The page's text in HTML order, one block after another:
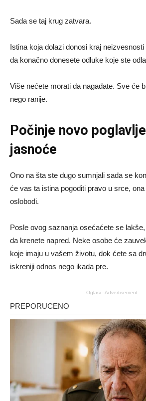
Sada se taj krug zatvara.
Istina koja dolazi donosi kraj
da konačno donesete odluke koje ste
Više nećete morati da nagađate. Sve će
nego ranije.
Počinje novo
jasnoće
Ono na šta ste dugo sumnjali sada se
će vas ta istina pogoditi pravo u srce,
oslobodi.
Posle ovog saznanja osećaćete se
da krenete napred. Neke osobe će
koje imaju u vašem životu, dok ćete sa
iskreniji odnos nego ikada pre.
Oglasi - Advertisement